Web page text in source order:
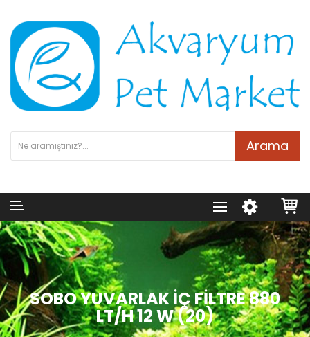
Arama
SOBO YUVARLAK İÇ FILTRE 880
LT/H 12 W (20)